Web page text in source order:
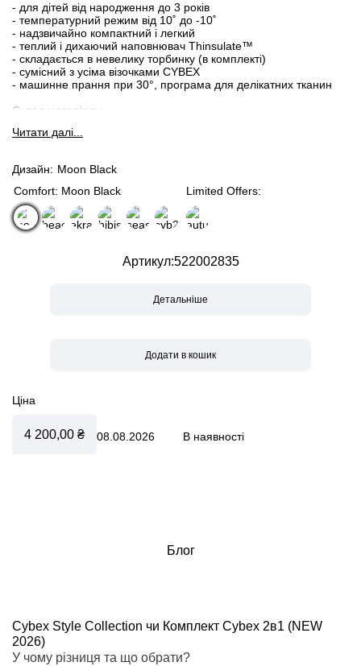
- для дітей від народження до 3 років
- температурний режим від 10˚ до -10˚
- надзвичайно компактний і легкий
- теплий і дихаючий наповнювач Thinsulate™
- складається в невелику торбинку (в комплекті)
- сумісний з усіма візочками CYBEX
- машинне прання при 30°, програма для делікатних тканин
Склад матеріалу:
наповнювач: 75% перероблений Thinsulate
Читати далi...
Дизайн
Moon Black
Comfort: Moon Black
Limited Offers:
Артикул 522002835
Детальніше
Ціна
4 200,00 ₴ 08.08.2026 В наявності
Блог
Cybex Style Collection чи Комплект Cybex 2в1 (NEW
2026)
У чому різниця та що обрати?